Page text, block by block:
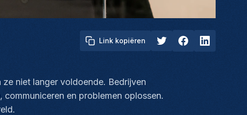
Link kopiëren
niet langer voldoende. Bedrijven
en problemen oplossen.